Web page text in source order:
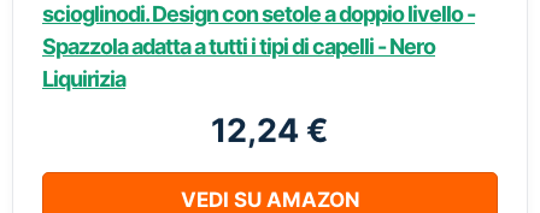
scioglinodi. Design con setole a doppio livello -
Spazzola adatta a tutti i tipi di capelli - Nero
Liquirizia
12,24 €
VEDI SU AMAZON